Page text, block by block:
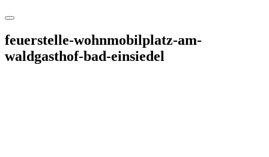
Hauptmenü
feuerstelle-wohnmobilplatz-am-
waldgasthof-bad-einsiedel